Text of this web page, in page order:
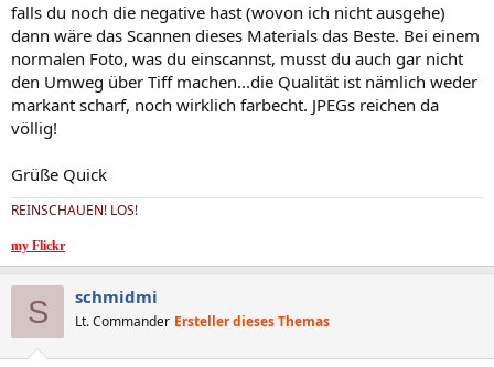
falls du noch die negative hast (wovon ich nicht ausgehe)
dann wäre das Scannen dieses Materials das Beste. Bei einem
normalen Foto, was du einscannst, musst du auch gar nicht
den Umweg über Tiff machen...die Qualität ist nämlich weder
markant scharf, noch wirklich farbecht. JPEGs reichen da
völlig!
Grüße Quick
REINSCHAUEN! LOS!
my Flickr
S schmidmi
Lt. Commander Ersteller dieses Themas